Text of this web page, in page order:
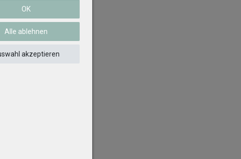
OK
Alle ablehnen
akzeptieren